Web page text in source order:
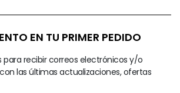
EN TU PRIMER PEDIDO
para recibir correos electrónicos y/o
las últimas actualizaciones, ofertas